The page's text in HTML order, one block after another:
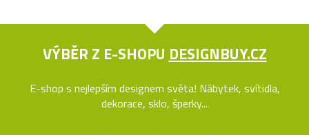
VÝBĚR Z E-SHOPU DESIGNBUY.CZ
E-shop s nejlepším designem světa! Nábytek, svítidla,
dekorace, sklo, šperky...